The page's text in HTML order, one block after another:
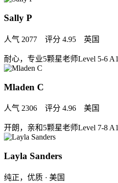
Sally P
人气 2077 评分 4.95 英国
耐心，专业5颗星老师Level 5-6 A1
Mladen C
人气 2306 评分 4.96 美国
开朗，亲和5颗星老师Level 7-8 A1
Layla Sanders
纯正，优质 · 美国